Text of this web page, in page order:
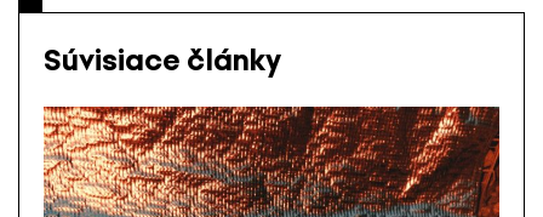
Súvisiace články